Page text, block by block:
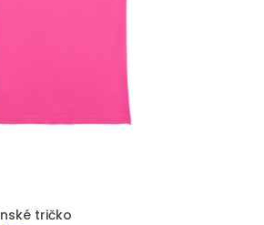
tričko